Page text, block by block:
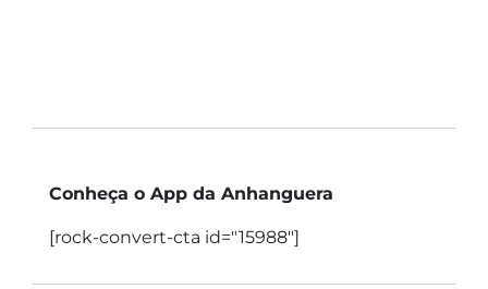
Conheça o App da Anhanguera
[rock-convert-cta id="15988"]